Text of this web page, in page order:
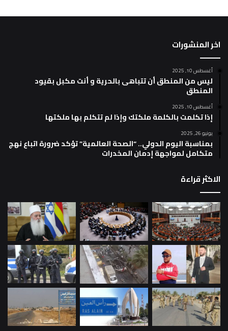
اخر المنشورات
أغسطس 10, 2025
ليس من المنطق أن تتباهى بالحرية و أنت مكبل بقيود
المنطق
أغسطس 10, 2025
إذا تكلمت بالكلمة ملكتك وإذا لم تتكلم بها ملكتها
يونيو 26, 2025
بمناسبة اليوم الدولي.. “الصحة العالمية” تؤكد ضرورة اتباع نهج
متكامل لمواجهة إدمان المخدرات
الاكثر قراءة